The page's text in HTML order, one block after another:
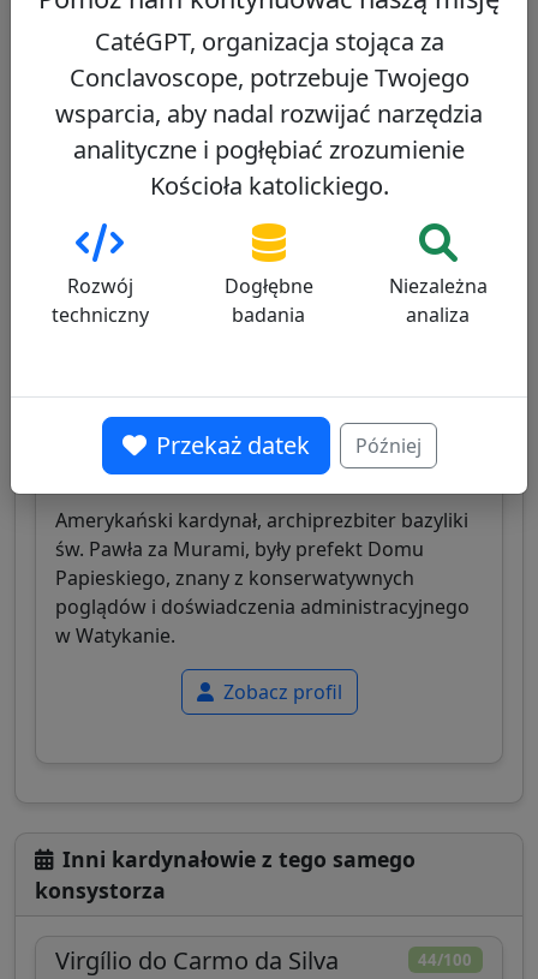
Amerykański kardynał, arcybiskup Nowego
Jorku, znany z charyzmy medialnej i
wyważonego przywództwa, łączący
zaangażowanie społeczne z obroną katolickiej
tradycji i wartości moralnych.
Zobacz profil
Amerykański kardynał, archiprezbiter bazyliki
św. Pawła za Murami, były prefekt Domu
Papieskiego, znany z konserwatywnych
poglądów i doświadczenia administracyjnego
w Watykanie.
Zobacz profil
Inni kardynałowie z tego samego
konsystorza
44/100
Virgílio do Carmo da Silva
CatéGPT, organizacja stojąca za
Conclavoscope, potrzebuje Twojego
wsparcia, aby nadal rozwijać narzędzia
analityczne i pogłębiać zrozumienie
Kościoła katolickiego.
Rozwój
techniczny
Dogłębne
badania
Niezależna
analiza
Przekaż datek Później